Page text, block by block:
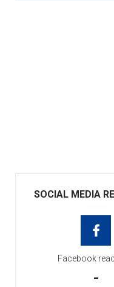
SOCIAL MEDIA
Facebook
-